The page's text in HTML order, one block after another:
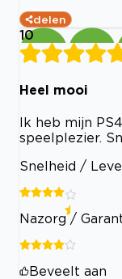
delen
10
Heel mooi
Ik heb mijn
speelplezier.
Snelheid /
Nazorg /
Beveelt aan